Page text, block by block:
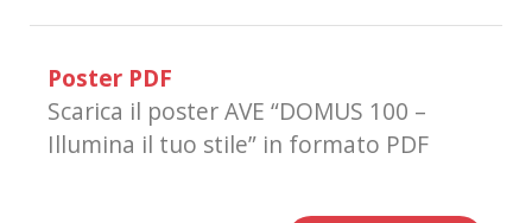
Poster PDF
Scarica il poster AVE “DOMUS 100 –
Illumina il tuo stile” in formato PDF